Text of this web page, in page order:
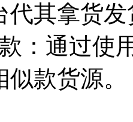
代其拿货
：通过使
款货源。